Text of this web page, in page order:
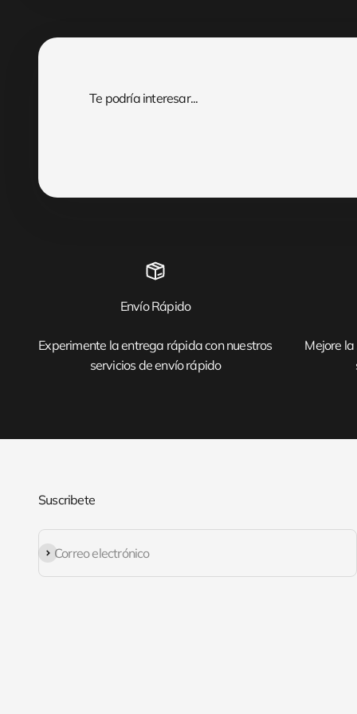
Envío Rápido
Experimente la entrega rápida con nuestros
servicios de envío rápido
Mejore
Suscribete
Correo electrónico
Suscribirse